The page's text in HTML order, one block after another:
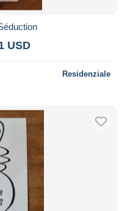
USD
Residenziale